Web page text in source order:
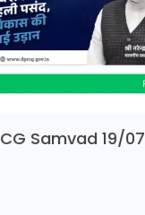
CG Samvad 19/07